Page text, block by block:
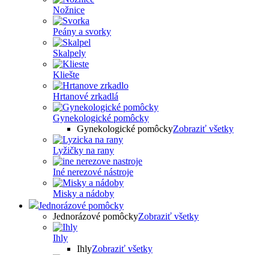
Nožnice
Peány a svorky
Skalpely
Kliešte
Hrtanové zrkadlá
Gynekologické pomôcky
Gynekologické pomôckyZobraziť všetky
Lyžičky na rany
Iné nerezové nástroje
Misky a nádoby
Jednorázové pomôcky
Jednorázové pomôckyZobraziť všetky
Ihly
IhlyZobraziť všetky